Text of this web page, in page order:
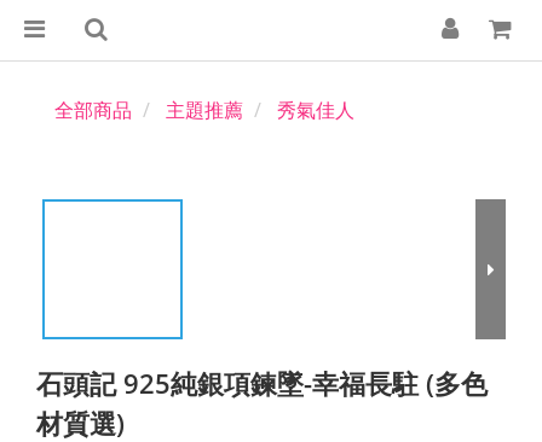
全部商品 主題推薦 秀氣佳人
石頭記 925純銀項鍊墜-幸福長駐 (多色
材質選)